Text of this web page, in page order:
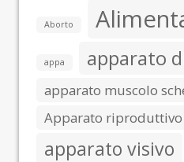
Aborto
appa apparato
apparato muscolo
Apparato riproduttivo
apparato visivo